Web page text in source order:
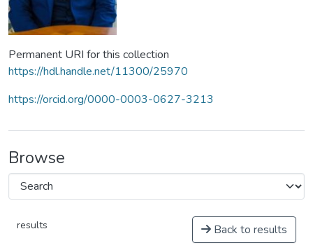
Permanent URI for this collection
https://hdl.handle.net/11300/25970
https://orcid.org/0000-0003-0627-3213
Browse
results Back to results